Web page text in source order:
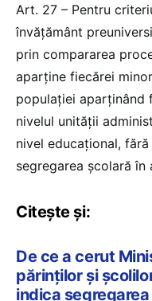
Art. 27 – Pentru
învățământ
prin compararea
aparține fiecărei
populației aparținând
nivelul unității
nivel educațional,
segregarea școlară în
Citește și:
De ce a cerut
părinților și
indica